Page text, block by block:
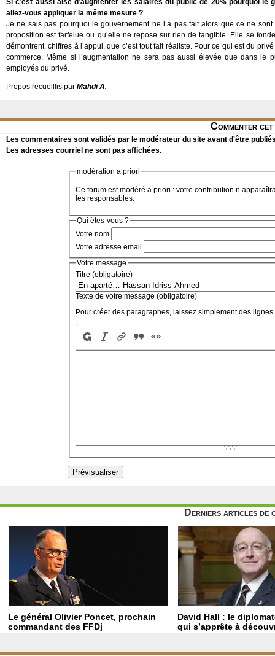
Si c’est aussi aisé d’augmenter les salaires du public de 20% pourquoi
allez-vous appliquer la même mesure ?
Je ne sais pas pourquoi le gouvernement ne l’a pas fait alors que ce ne
proposition est farfelue ou qu’elle ne repose sur rien de tangible. Elle se
démontrent, chiffres à l’appui, que c’est tout fait réaliste. Pour ce qui est du
commerce. Même si l’augmentation ne sera pas aussi élevée que dans
employés du privé.
Propos recueillis par Mahdi A.
Commenter
Les commentaires sont validés par le modérateur du site avant d'être
Les adresses courriel ne sont pas affichées.
modération a priori
Ce forum est modéré a priori : votre contribution
les responsables.
Qui êtes-vous ?
Votre nom
Votre adresse email
Votre message
Titre (obligatoire)
Texte de votre message (obligatoire)
Pour créer des paragraphes, laissez simplement des lignes
Derniers articles de
Le général Olivier Poncet, prochain
commandant des FFDj
David Hall : le
qui s’apprête à